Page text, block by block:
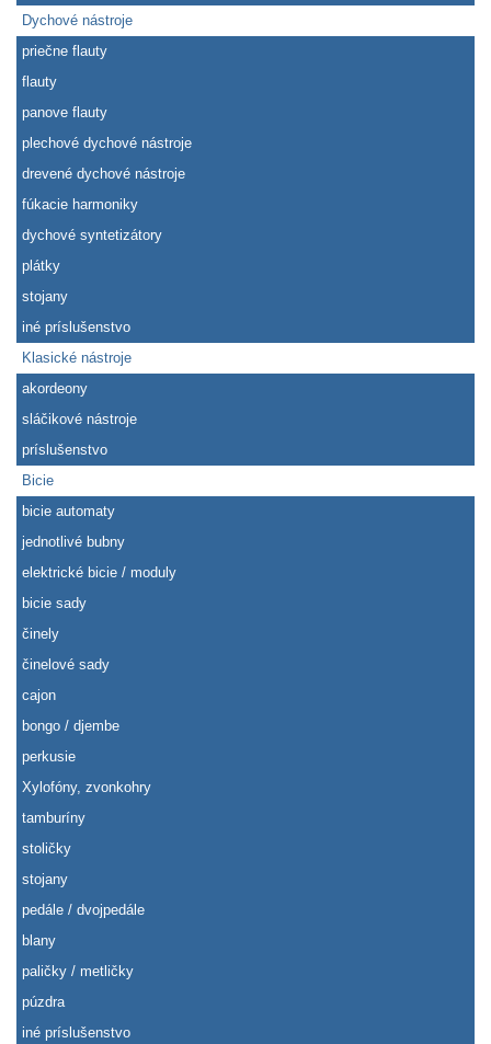
Dychové nástroje
priečne flauty
flauty
panove flauty
plechové dychové nástroje
drevené dychové nástroje
fúkacie harmoniky
dychové syntetizátory
plátky
stojany
iné príslušenstvo
Klasické nástroje
akordeony
sláčikové nástroje
príslušenstvo
Bicie
bicie automaty
jednotlivé bubny
elektrické bicie / moduly
bicie sady
činely
činelové sady
cajon
bongo / djembe
perkusie
Xylofóny, zvonkohry
tamburíny
stoličky
stojany
pedále / dvojpedále
blany
paličky / metličky
púzdra
iné príslušenstvo